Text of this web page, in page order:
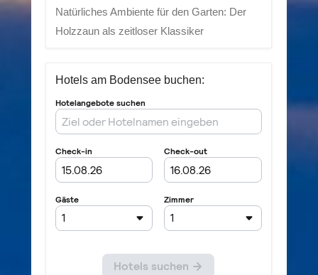
Natürliches Ambiente für den Garten: Der
Holzzaun als zeitloser Klassiker
Hotels am Bodensee buchen: